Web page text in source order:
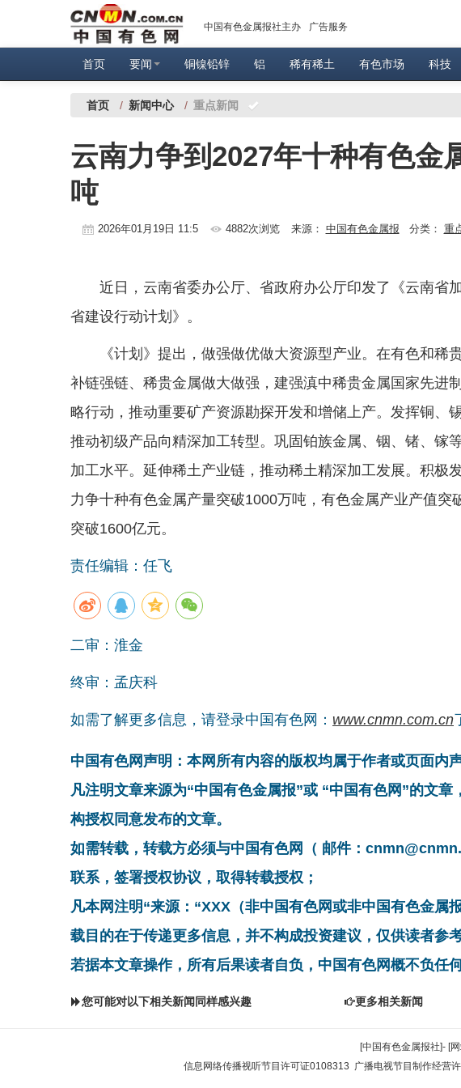
中国有色金属报社主办 广告服务
首页 要闻 铜镍铅锌 铝 稀有稀土 有色市场 科技
首页 / 新闻中心 / 重点新闻
云南力争到2027年十种有色金
吨
2026年01月19日 11:5 4882次浏览 来源： 中国有色金属报 分类： 重
近日，云南省委办公厅、省政府办公厅印发了《云南省
省建设行动计划》。
《计划》提出，做强做优做大资源型产业。在有色和稀
补链强链、稀贵金属做大做强，建强滇中稀贵金属国家先进
略行动，推动重要矿产资源勘探开发和增储上产。发挥铜、
推动初级产品向精深加工转型。巩固铂族金属、铟、锗、镓
加工水平。延伸稀土产业链，推动稀土精深加工发展。积极
力争十种有色金属产量突破1000万吨，有色金属产业产值突
突破1600亿元。
责任编辑：任飞
二审：淮金
终审：孟庆科
如需了解更多信息，请登录中国有色网： www.cnmn.com.cn
中国有色网声明：本网所有内容的版权均属于作者或页面内
凡注明文章来源为“中国有色金属报”或 “中国有色网”的文
构授权同意发布的文章。
如需转载，转载方必须与中国有色网（ 邮件：
联系，签署授权协议，取得转载授权；
凡本网注明“来源：“XXX（非中国有色网或非中国有色金属
载目的在于传递更多信息，并不构成投资建议，仅供读者参考
若据本文章操作，所有后果读者自负，中国有色网概不负任何
您可能对以下相关新闻同样感兴趣 更多相关新闻
[中国有色金属报社]- [
信息网络传播视听节目许可证0108313 广播电视节目制作经营